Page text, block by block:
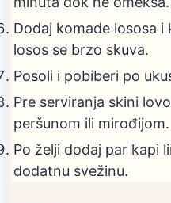
Dodaj komade lososa i
losos se brzo skuva.
Posoli i pobiberi po
Pre serviranja skini
peršunom ili mirođijom.
Po želji dodaj par kapi
dodatnu svežinu.